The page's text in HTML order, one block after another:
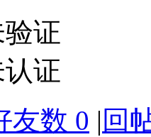
证
证
友数 0 | 回